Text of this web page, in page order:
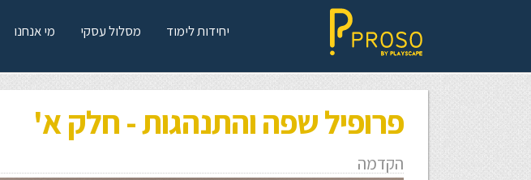
יחידות לימוד מסלול עסקי מי אנחנו
פרופיל שפה והתנהגות - חלק א'
הקדמה